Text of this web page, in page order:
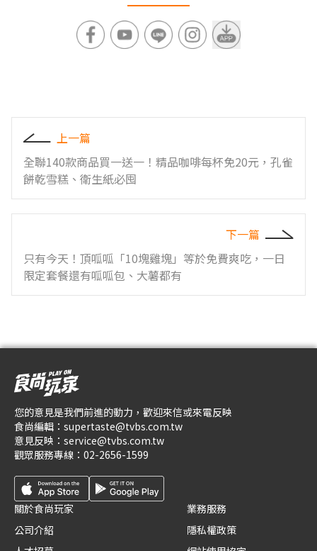
上一篇
全聯140款商品買一送一！精品咖啡每杯免20元，孔雀
餅乾雪糕、衛生紙必囤
下一篇
只有今天！頂呱呱「10塊雞塊」等於免費爽吃，一日
限定套餐還有呱呱包、大薯都有
您的意見是我們前進的動力，歡迎來信或來電反映
食尚編輯： supertaste@tvbs.com.tw
意見反映： service@tvbs.com.tw
觀眾服務專線： 02-2656-1599
關於食尚玩家
公司介紹
業務服務
隱私權政策